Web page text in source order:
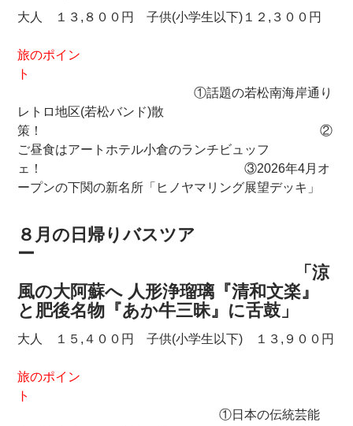
大人 １３,８００円 子供(小学生以下)１２,３００円
旅のポイン
ト
①話題の若松南海岸通り
レトロ地区(若松バンド)散
策！ ②
ご昼食はアートホテル小倉のランチビュッフ
ェ！ ③2026年4月オ
ープンの下関の新名所「ヒノヤマリング展望デッキ」
８月の日帰りバスツア
ー
「涼
風の大阿蘇へ 人形浄瑠璃『清和文楽』
と肥後名物『あか牛三昧』に舌鼓」
大人 １５,４００円 子供(小学生以下) １３,９００円
旅のポイン
ト
①日本の伝統芸能